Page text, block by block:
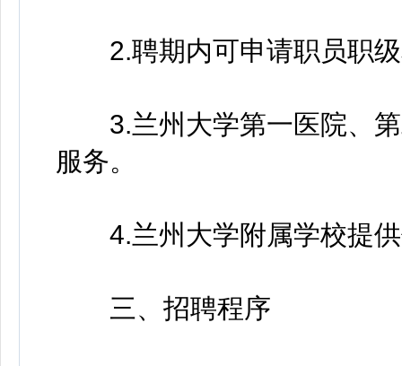
2.聘期内可申请职员职级
3.兰州大学第一医院、第
服务。
4.兰州大学附属学校提供
三、招聘程序